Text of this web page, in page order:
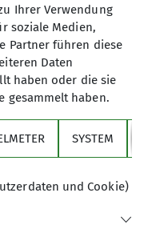
Ihrer Verwendung
soziale Medien,
Partner führen diese
Daten
haben oder die sie
gesammelt haben.
SYSTEM
und Cookie)